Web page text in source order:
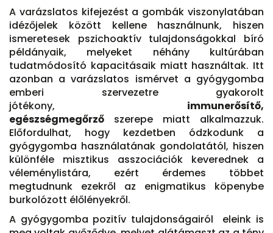
A varázslatos kifejezést a gombák viszonylatában
idézőjelek között kellene használnunk, hiszen
ismeretesek pszichoaktív tulajdonságokkal bíró
példányaik, melyeket néhány kultúrában
tudatmódosító kapacitásaik miatt használtak. Itt
azonban a varázslatos ismérvet a gyógygomba
emberi szervezetre gyakorolt
jótékony, immunerősítő,
egészségmegőrző szerepe miatt alkalmazzuk.
Előfordulhat, hogy kezdetben ódzkodunk a
gyógygomba használatának gondolatától, hiszen
különféle misztikus asszociációk keverednek a
véleménylistára, ezért érdemes többet
megtudnunk ezekről az enigmatikus köpenybe
burkolózott élőlényekről.
A gyógygomba pozitív tulajdonságairól eleink is